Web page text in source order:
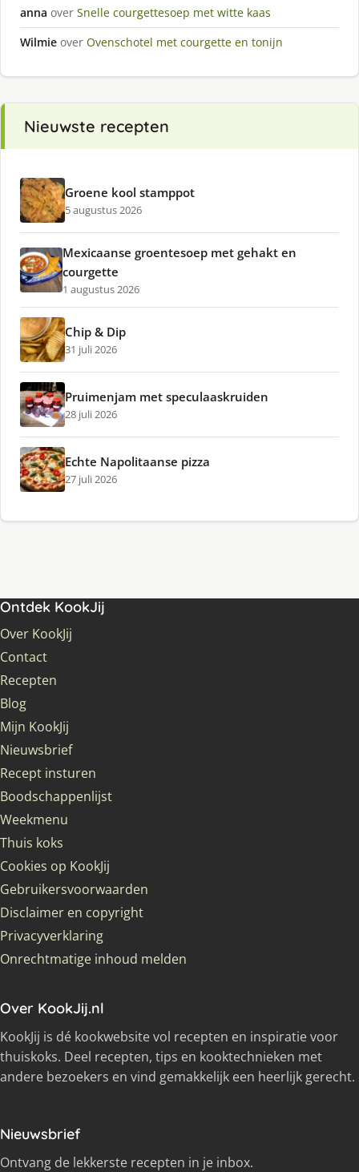
anna over Snelle courgettesoep met witte kaas
Wilmie over Ovenschotel met courgette en tonijn
Nieuwste recepten
Groene kool stamppot
5 augustus 2026
Mexicaanse groentesoep met gehakt en
courgette
1 augustus 2026
Chip & Dip
31 juli 2026
Pruimenjam met speculaaskruiden
28 juli 2026
Echte Napolitaanse pizza
27 juli 2026
Ontdek KookJij
Over KookJij
Contact
Recepten
Blog
Mijn KookJij
Nieuwsbrief
Recept insturen
Boodschappenlijst
Weekmenu
Thuis koks
Cookies op KookJij
Gebruikersvoorwaarden
Disclaimer en copyright
Privacyverklaring
Onrechtmatige inhoud melden
Over KookJij.nl
KookJij is dé kookwebsite vol recepten en inspiratie voor
thuiskoks. Deel recepten, tips en kooktechnieken met
andere bezoekers en vind gemakkelijk een heerlijk gerecht.
Nieuwsbrief
Ontvang de lekkerste recepten in je inbox.